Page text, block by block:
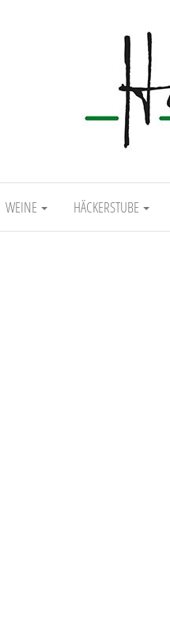
WEINE HÄCKERSTUBE